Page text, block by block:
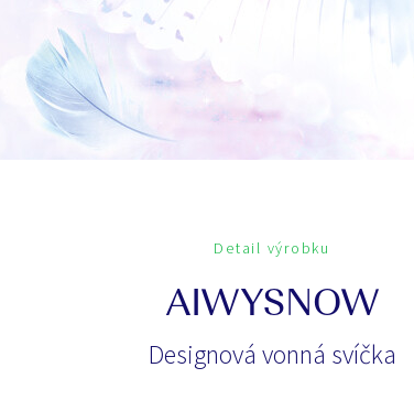
Detail výrobku
AIWYSNOW
Designová vonná svíčka